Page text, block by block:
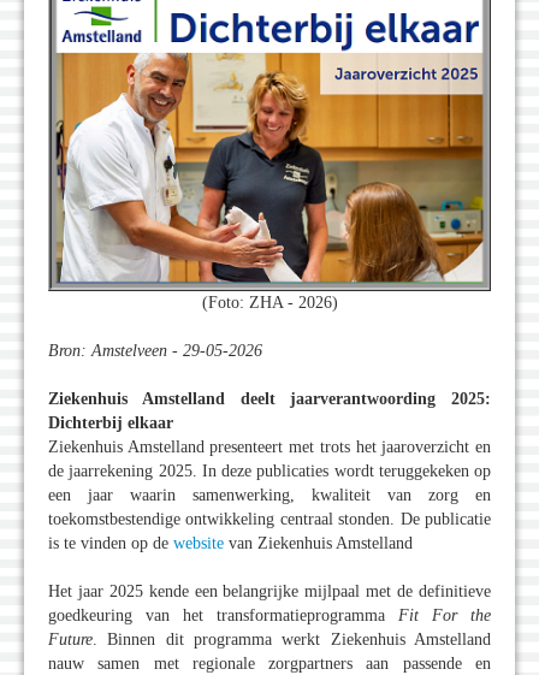
(Foto: ZHA - 2026)
Bron: Amstelveen - 29-05-2026
Ziekenhuis Amstelland deelt jaarverantwoording 2025:
Dichterbij elkaar
Ziekenhuis Amstelland presenteert met trots het jaaroverzicht en
de jaarrekening 2025. In deze publicaties wordt teruggekeken op
een jaar waarin samenwerking, kwaliteit van zorg en
toekomstbestendige ontwikkeling centraal stonden. De publicatie
is te vinden op de website van Ziekenhuis Amstelland
Het jaar 2025 kende een belangrijke mijlpaal met de definitieve
goedkeuring van het transformatieprogramma Fit For the
Future. Binnen dit programma werkt Ziekenhuis Amstelland
nauw samen met regionale zorgpartners aan passende en